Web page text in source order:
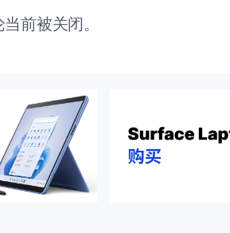
前被关闭。